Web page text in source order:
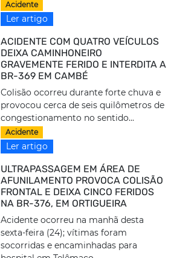
Acidente
Ler artigo
ACIDENTE COM QUATRO VEÍCULOS
DEIXA CAMINHONEIRO
GRAVEMENTE FERIDO E INTERDITA A
BR-369 EM CAMBÉ
Colisão ocorreu durante forte chuva e
provocou cerca de seis quilômetros de
congestionamento no sentido...
Acidente
Ler artigo
ULTRAPASSAGEM EM ÁREA DE
AFUNILAMENTO PROVOCA COLISÃO
FRONTAL E DEIXA CINCO FERIDOS
NA BR-376, EM ORTIGUEIRA
Acidente ocorreu na manhã desta
sexta-feira (24); vítimas foram
socorridas e encaminhadas para